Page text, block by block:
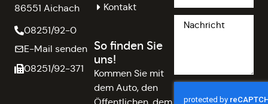
86551 Aichach
08251/92-0
E-Mail senden
08251/92-371
Kontakt
So finden Sie
uns!
Kommen Sie mit
dem Auto, den